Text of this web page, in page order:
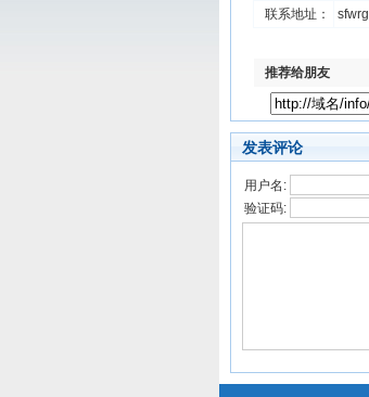
联系地址：
sfwrg
推荐给朋友
发表评论
用户名:
验证码: